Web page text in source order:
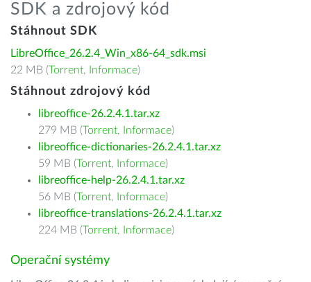
SDK a zdrojový kód
Stáhnout SDK
LibreOffice_26.2.4_Win_x86-64_sdk.msi
22 MB (Torrent, Informace)
Stáhnout zdrojový kód
libreoffice-26.2.4.1.tar.xz
279 MB (Torrent, Informace)
libreoffice-dictionaries-26.2.4.1.tar.xz
59 MB (Torrent, Informace)
libreoffice-help-26.2.4.1.tar.xz
56 MB (Torrent, Informace)
libreoffice-translations-26.2.4.1.tar.xz
224 MB (Torrent, Informace)
Operační systémy